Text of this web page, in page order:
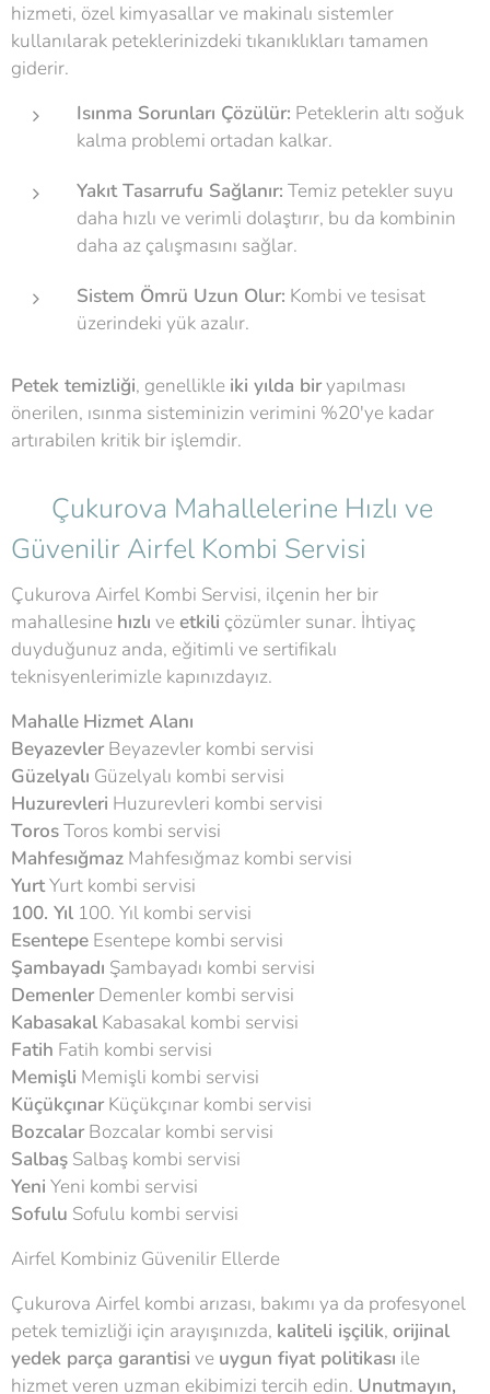
hizmeti, özel kimyasallar ve makinalı sistemler
kullanılarak peteklerinizdeki tıkanıklıkları tamamen
giderir.
Isınma Sorunları Çözülür: Peteklerin altı soğuk
kalma problemi ortadan kalkar.
Yakıt Tasarrufu Sağlanır: Temiz petekler suyu
daha hızlı ve verimli dolaştırır, bu da kombinin
daha az çalışmasını sağlar.
Sistem Ömrü Uzun Olur: Kombi ve tesisat
üzerindeki yük azalır.
Petek temizliği, genellikle iki yılda biryapılması
önerilen, ısınma sisteminizin verimini %20'ye kadar
artırabilen kritik bir işlemdir.
🗺️ Çukurova Mahallelerine Hızlı ve
Güvenilir Airfel Kombi Servisi
Çukurova Airfel Kombi Servisi, ilçenin her bir
mahallesine hızlı veetkili çözümler sunar. İhtiyaç
duyduğunuz anda, eğitimli ve sertifikalı
teknisyenlerimizle kapınızdayız.
Mahalle Hizmet Alanı
Beyazevler Beyazevler kombi servisi
Güzelyalı Güzelyalı kombi servisi
Huzurevleri Huzurevleri kombi servisi
TorosToros kombi servisi
Mahfesığmaz Mahfesığmaz kombi servisi
YurtYurt kombi servisi
100. Yıl 100. Yıl kombi servisi
Esentepe Esentepe kombi servisi
Şambayadı Şambayadı kombi servisi
Demenler Demenler kombi servisi
Kabasakal Kabasakal kombi servisi
Fatih Fatih kombi servisi
Memişli Memişli kombi servisi
Küçükçınar Küçükçınar kombi servisi
Bozcalar Bozcalar kombi servisi
Salbaş Salbaş kombi servisi
Yeni Yeni kombi servisi
Sofulu Sofulu kombi servisi
Airfel Kombiniz Güvenilir Ellerde
Çukurova Airfel kombi arızası, bakımı ya da profesyonel
petek temizliği için arayışınızda, kaliteli işçilik, orijinal
yedek parça garantisi ve uygun fiyat politikası ile
hizmet veren uzman ekibimizi tercih edin. Unutmayın,